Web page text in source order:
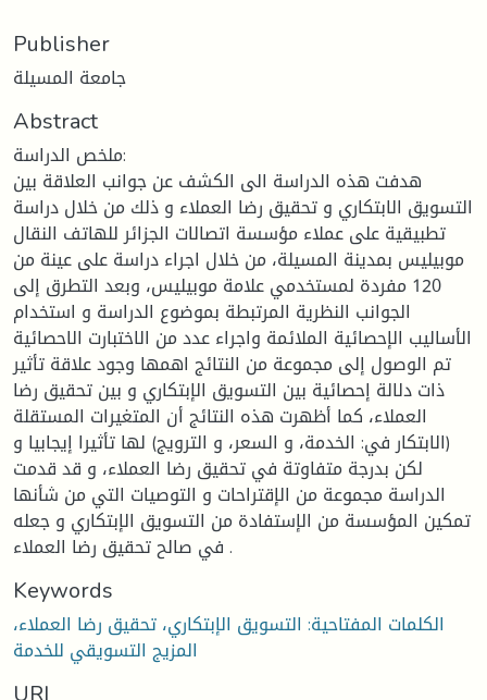
Publisher
جامعة المسيلة
Abstract
ملخص الدراسة:
هدفت هذه الدراسة الى الكشف عن جوانب العلاقة بين
التسويق الابتكاري و تحقيق رضا العملاء و ذلك من خلال دراسة
تطبيقية على عملاء مؤسسة اتصالات الجزائر للهاتف النقال
موبيليس بمدينة المسيلة، من خلال اجراء دراسة على عينة من
120 مفردة لمستخدمي علامة موبيليس، وبعد التطرق إلى
الجوانب النظرية المرتبطة بموضوع الدراسة و استخدام
الأساليب الإحصائية الملائمة واجراء عدد من الاختبارت الاحصائية
تم الوصول إلى مجموعة من النتائج اهمها وجود علاقة تأثير
ذات دلالة إحصائية بين التسويق الإبتكاري و بين تحقيق رضا
العملاء، كما أظهرت هذه النتائج أن المتغيرات المستقلة
(الابتكار في: الخدمة، و السعر، و الترويج) لها تأثيرا إيجابيا و
لكن بدرجة متفاوتة في تحقيق رضا العملاء، و قد قدمت
الدراسة مجموعة من الإقتراحات و التوصيات التي من شأنها
تمكين المؤسسة من الإستفادة من التسويق الإبتكاري و جعله
في صالح تحقيق رضا العملاء .
Keywords
الكلمات المفتاحية: التسويق الإبتكاري، تحقيق رضا العملاء،
المزيج التسويقي للخدمة